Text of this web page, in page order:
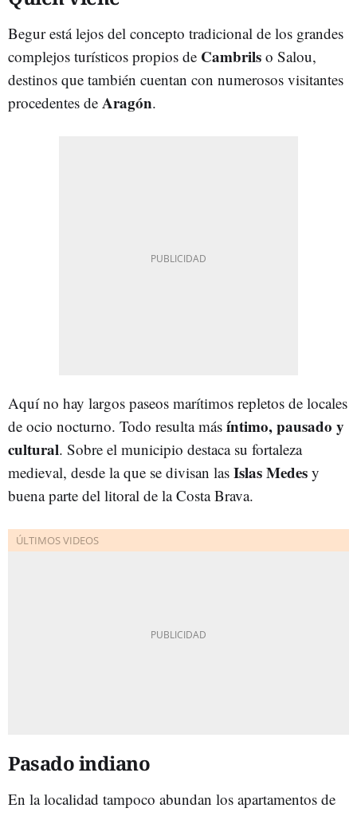
Begur está lejos del concepto tradicional de los grandes
complejos turísticos propios de Cambrils o Salou,
destinos que también cuentan con numerosos visitantes
procedentes de Aragón.
Aquí no hay largos paseos marítimos repletos de locales
de ocio nocturno. Todo resulta más íntimo, pausado y
cultural. Sobre el municipio destaca su fortaleza
medieval, desde la que se divisan las Islas Medes y
buena parte del litoral de la Costa Brava.
Pasado indiano
En la localidad tampoco abundan los apartamentos de